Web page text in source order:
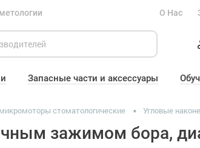
О Нас
Запасные части и аксессуары
стоматологические Угловые
зажимом бора,